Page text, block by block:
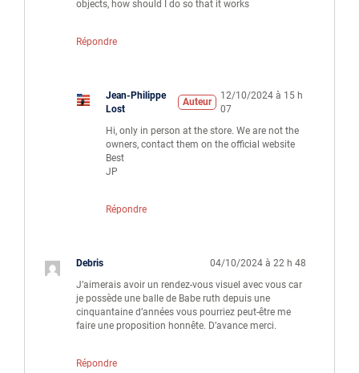
objects, how should I do so that it works
Répondre
Jean-Philippe
Lost
Auteur
12/10/2024 à 15 h
07
Hi, only in person at the store. We are not the
owners, contact them on the official website
Best
JP
Répondre
Debris
04/10/2024 à 22 h 48
J’aimerais avoir un rendez-vous visuel avec vous car
je possède une balle de Babe ruth depuis une
cinquantaine d’années vous pourriez peut-être me
faire une proposition honnête. D’avance merci.
Répondre